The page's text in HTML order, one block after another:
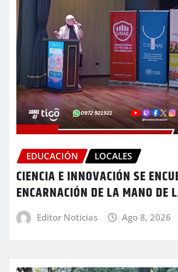
EDUCACIÓN LOCALES
CIENCIA E INNOVACIÓN SE
ENCARNACIÓN DE LA MANO DE
Editor Noticias Ago 8, 2026